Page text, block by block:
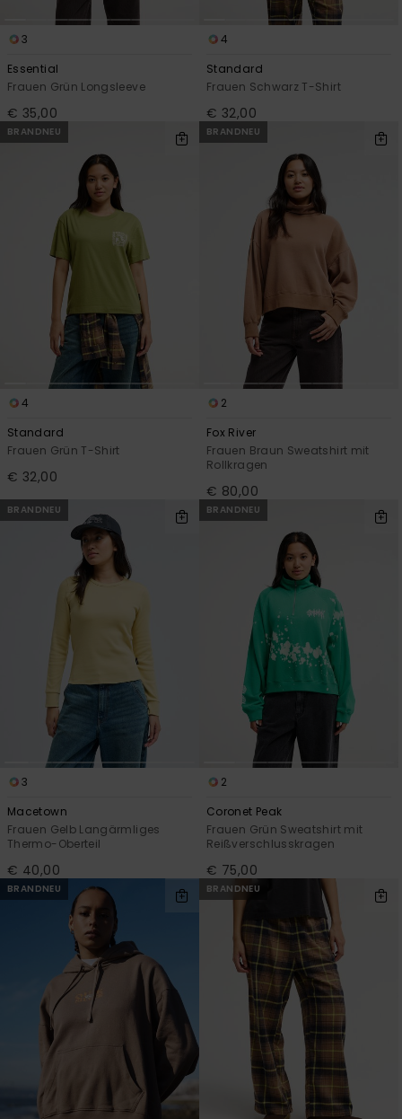
3
Essential
Frauen Grün Longsleeve
€ 35,00
4
Standard
Frauen Schwarz T-Shirt
€ 32,00
BRANDNEU
4
Standard
Frauen Grün T-Shirt
€ 32,00
BRANDNEU
2
Fox River
Frauen Braun Sweatshirt mit
Rollkragen
€ 80,00
BRANDNEU
3
Macetown
Frauen Gelb Langärmliges
Thermo-Oberteil
€ 40,00
BRANDNEU
2
Coronet Peak
Frauen Grün Sweatshirt mit
Reißverschlusskragen
€ 75,00
BRANDNEU BRANDNEU